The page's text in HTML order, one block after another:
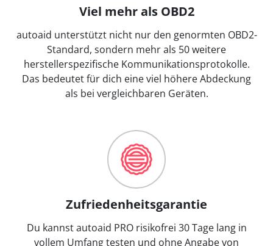
Viel mehr als OBD2
autoaid unterstützt nicht nur den genormten OBD2-
Standard, sondern mehr als 50 weitere
herstellerspezifische Kommunikationsprotokolle.
Das bedeutet für dich eine viel höhere Abdeckung
als bei vergleichbaren Geräten.
Zufriedenheitsgarantie
Du kannst autoaid PRO risikofrei 30 Tage lang in
vollem Umfang testen und ohne Angabe von